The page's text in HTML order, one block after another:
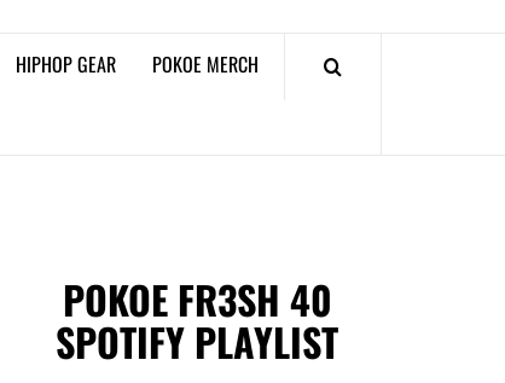
HIPHOP GEAR POKOE MERCH
POKOE FR3SH 40
SPOTIFY PLAYLIST